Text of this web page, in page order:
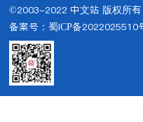
©2003-2022 中文站 版权所有
备案号：蜀ICP备2022025510